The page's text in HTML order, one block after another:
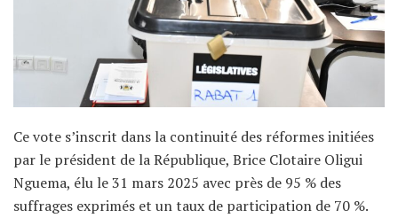
Ce vote s’inscrit dans la continuité des réformes initiées
par le président de la République, Brice Clotaire Oligui
Nguema, élu le 31 mars 2025 avec près de 95 % des
suffrages exprimés et un taux de participation de 70 %.